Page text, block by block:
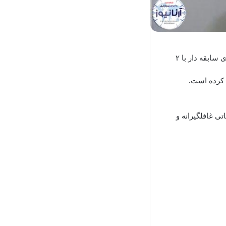
، بررسی های اولیه کارآگاهان پلیس آگاهی حاکی از آن بود فردی سابقه دار با ۲
کرده است.
غافلگیرانه و